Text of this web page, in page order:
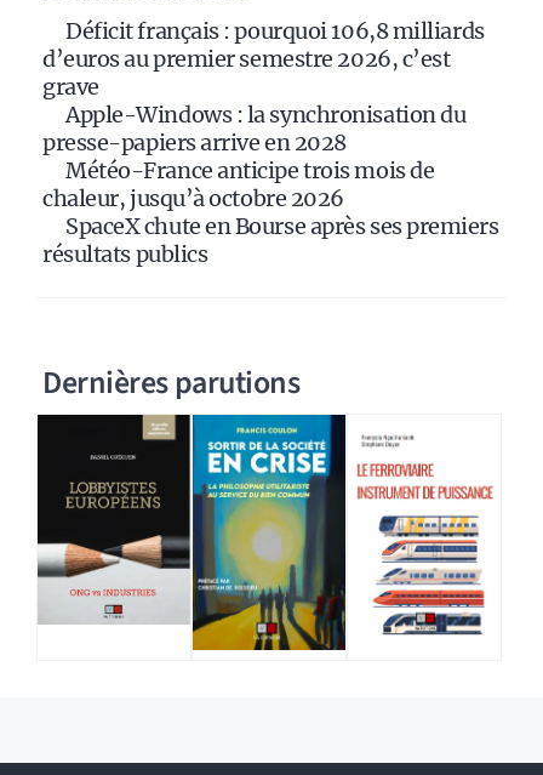
Déficit français : pourquoi 106,8 milliards
d’euros au premier semestre 2026, c’est
grave
Apple-Windows : la synchronisation du
presse-papiers arrive en 2028
Météo-France anticipe trois mois de
chaleur, jusqu’à octobre 2026
SpaceX chute en Bourse après ses premiers
résultats publics
Dernières parutions